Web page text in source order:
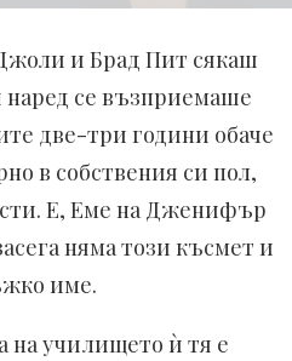
и Брад Пит сякаш
наред се възприемаше
две-три години обаче
в собствения си пол,
Е, Еме на Дженифър
няма този късмет и
име.
на училището ѝ тя е